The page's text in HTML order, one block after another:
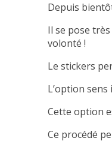
Depuis
Il se pose
volonté !
Le stickers
L’option
Cette option
Ce procédé